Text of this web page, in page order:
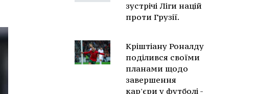
зустрічі Ліги націй
проти Грузії.
Кріштіану Роналду
поділився своїми
планами щодо
завершення
кар'єри у футболі -